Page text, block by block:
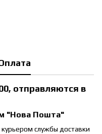
отправляются в
"Нова Пошта"
службы доставки